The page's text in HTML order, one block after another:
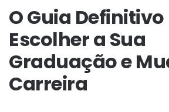
O Guia
Escolher a Sua
Graduação e
Carreira